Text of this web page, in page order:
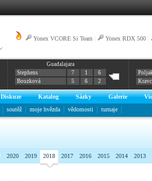
Yonex VCORE Si Team Yonex RDX 500
Guadalajara
Stephens
7 1
6
Bouzková
5 6 2
Diskuze Katalog Sázky Galerie
soutěž moje hvězda vědomosti turnaje
2020 2019 2018 2017 2016 2015 2014 2013